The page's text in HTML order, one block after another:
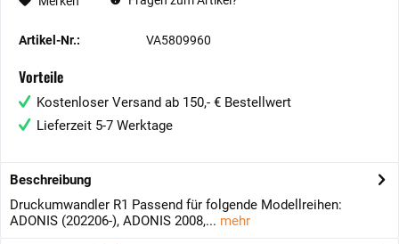
Artikel-Nr.: VA5809960
Vorteile
Kostenloser Versand ab 150,- € Bestellwert
Lieferzeit 5-7 Werktage
Beschreibung
Druckumwandler R1 Passend für folgende Modellreihen:
ADONIS (202206-), ADONIS 2008,... mehr